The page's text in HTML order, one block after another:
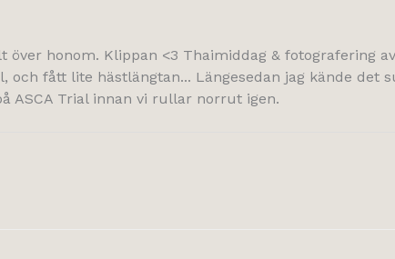
honom. Klippan <3 Thaimiddag & fotografering
fått lite hästlängtan... Längesedan jag kände det
ASCA Trial innan vi rullar norrut igen.